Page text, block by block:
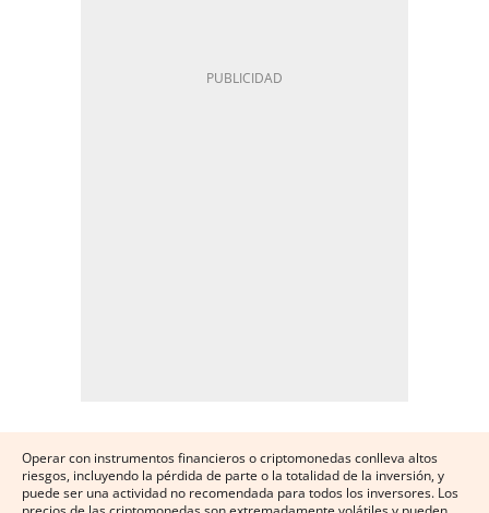
Operar con instrumentos financieros o criptomonedas conlleva altos
riesgos, incluyendo la pérdida de parte o la totalidad de la inversión, y
puede ser una actividad no recomendada para todos los inversores. Los